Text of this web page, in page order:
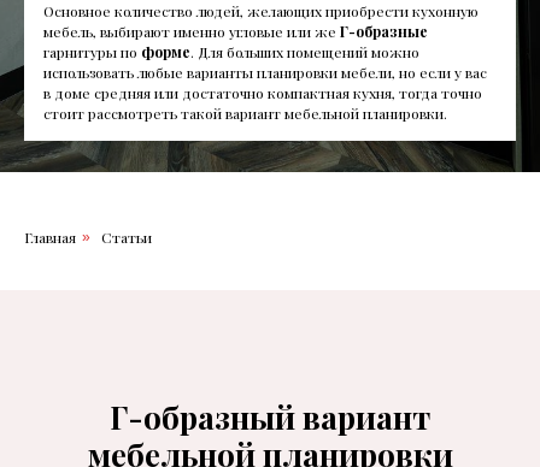
Основное количество людей, желающих приобрести кухонную
мебель, выбирают именно угловые или же Г-образные
гарнитуры по форме. Для больших помещений можно
использовать любые варианты планировки мебели, но если у вас
в доме средняя или достаточно компактная кухня, тогда точно
стоит рассмотреть такой вариант мебельной планировки.
Главная » Статьи
Г-образный вариант
мебельной планировки